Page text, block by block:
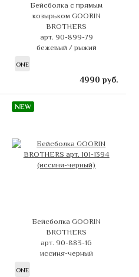
Бейсболка с прямым
козырьком GOORIN
BROTHERS
арт. 90-899-79
бежевый / рыжий
ONE
4990 руб.
NEW
Бейсболка GOORIN
BROTHERS
арт. 90-883-16
иссиня-черный
ONE